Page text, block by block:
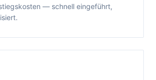
— schnell eingeführt,